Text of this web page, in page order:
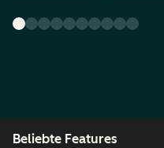
Beliebte Features